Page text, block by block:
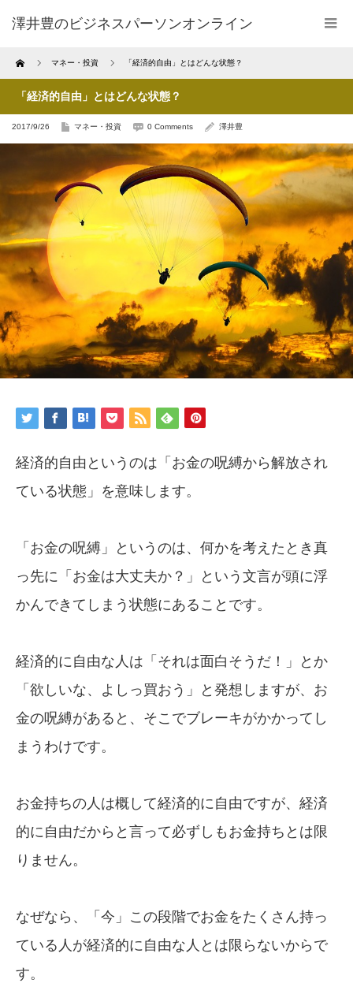
澤井豊のビジネスパーソンオンライン
Home マネー・投資 「経済的自由」とはどんな状態？
「経済的自由」とはどんな状態？
2017/9/26 マネー・投資 0 Comments 澤井豊
経済的自由というのは「お金の呪縛から解放され
ている状態」を意味します。
「お金の呪縛」というのは、何かを考えたとき真
っ先に「お金は大丈夫か？」という文言が頭に浮
かんできてしまう状態にあることです。
経済的に自由な人は「それは面白そうだ！」とか
「欲しいな、よしっ買おう」と発想しますが、お
金の呪縛があると、そこでブレーキがかかってし
まうわけです。
お金持ちの人は概して経済的に自由ですが、経済
的に自由だからと言って必ずしもお金持ちとは限
りません。
なぜなら、「今」この段階でお金をたくさん持っ
ている人が経済的に自由な人とは限らないからで
す。